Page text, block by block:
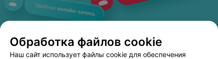
Обработка файлов cookie
Наш сайт использует файлы cookie для обеспечения